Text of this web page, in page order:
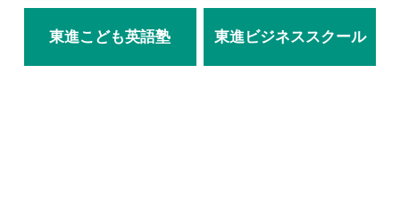
東進こども英語塾 東進ビジネススクール